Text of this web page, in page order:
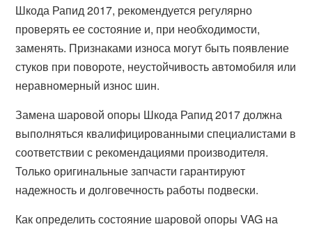
Шкода Рапид 2017, рекомендуется регулярно
проверять ее состояние и, при необходимости,
заменять. Признаками износа могут быть появление
стуков при повороте, неустойчивость автомобиля или
неравномерный износ шин.
Замена шаровой опоры Шкода Рапид 2017 должна
выполняться квалифицированными специалистами в
соответствии с рекомендациями производителя.
Только оригинальные запчасти гарантируют
надежность и долговечность работы подвески.
Как определить состояние шаровой опоры VAG на